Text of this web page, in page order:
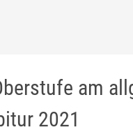
am
2021